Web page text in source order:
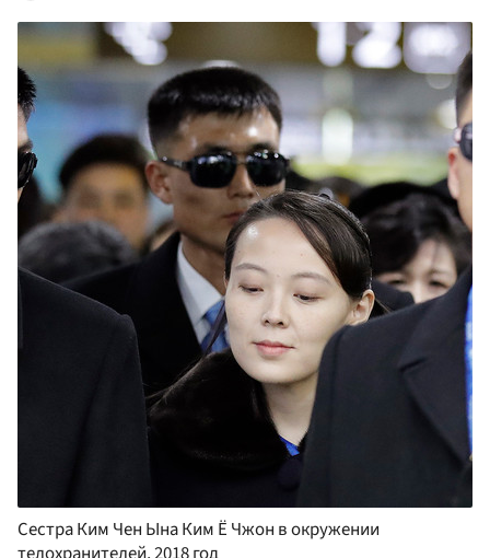
Сестра Ким Чен Ына Ким Ё Чжон в окружении